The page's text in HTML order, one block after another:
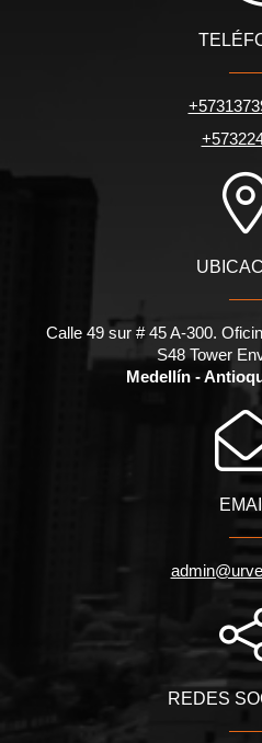
Calle 49 sur # 45 A-300.
S48 Tower
Medellín -
REDES